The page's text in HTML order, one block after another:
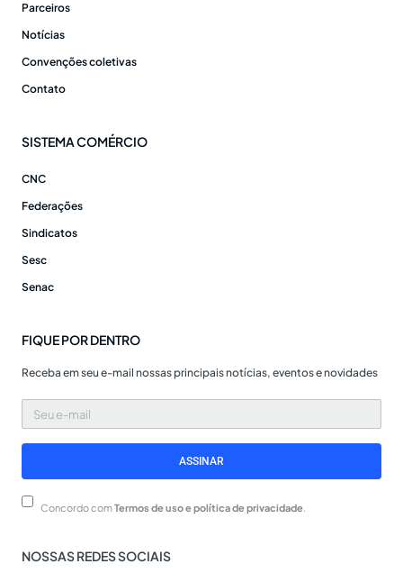
Parceiros
Notícias
Convenções coletivas
Contato
SISTEMA COMÉRCIO
CNC
Federações
Sindicatos
Sesc
Senac
FIQUE POR DENTRO
Receba em seu e-mail nossas principais notícias, eventos e novidades
Seu
ASSINAR
Concordo comTermos de uso e política de privacidade
NOSSAS REDES SOCIAIS